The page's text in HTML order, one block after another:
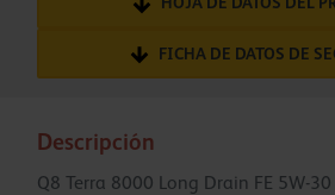
FICHA DE DATOS DE
Descripción
Q8 Terra 8000 Long Drain FE 5W-